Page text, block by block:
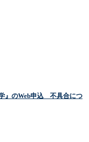
』のWeb申込 不具合につ